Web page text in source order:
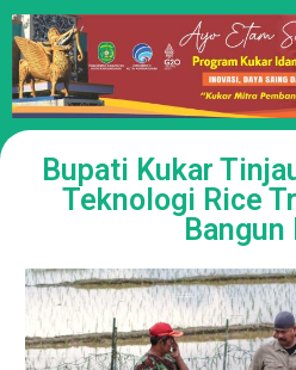
Bupati Kukar
Teknologi Rice
Bangun